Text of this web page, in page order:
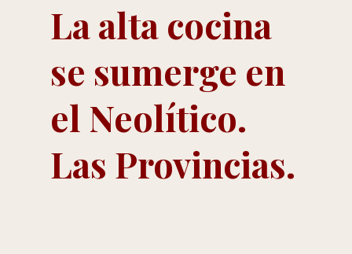
La alta cocina
se sumerge en
el Neolítico.
Las Provincias.